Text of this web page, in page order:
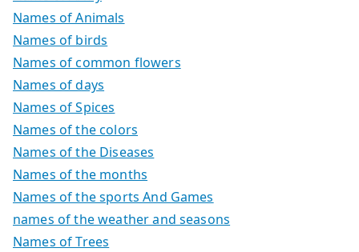
Names of Animals
Names of birds
Names of common flowers
Names of days
Names of Spices
Names of the colors
Names of the Diseases
Names of the months
Names of the sports And Games
names of the weather and seasons
Names of Trees